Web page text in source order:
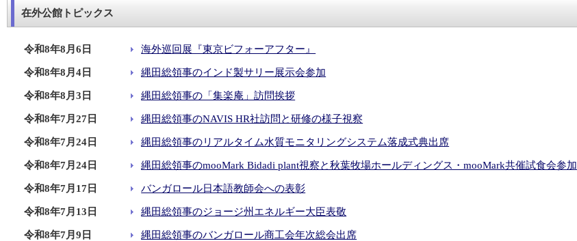
在外公館トピックス
令和8年8月6日 海外巡回展『東京ビフォーアフター』
令和8年8月4日 縄田総領事のインド製サリー展示会参加
令和8年8月3日 縄田総領事の「集楽庵」訪問挨拶
令和8年7月27日 縄田総領事のNAVIS HR社訪問と研修の様子視察
令和8年7月24日 縄田総領事のリアルタイム水質モニタリングシステム落成式典出席
令和8年7月24日 縄田総領事のmooMark Bidadi plant視察と秋葉牧場ホールディングス・mooMark共催試食会参加
令和8年7月17日 バンガロール日本語教師会への表彰
令和8年7月13日 縄田総領事のジョージ州エネルギー大臣表敬
令和8年7月9日 縄田総領事のバンガロール商工会年次総会出席